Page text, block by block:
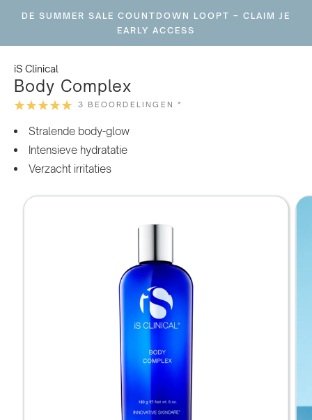
DE SUMMER SALE COUNTDOWN LOOPT – CLAIM JE
EARLY ACCESS
iS Clinical
Body Complex
3 BEOORDELINGEN *
Stralende body-glow
Intensieve hydratatie
Verzacht irritaties